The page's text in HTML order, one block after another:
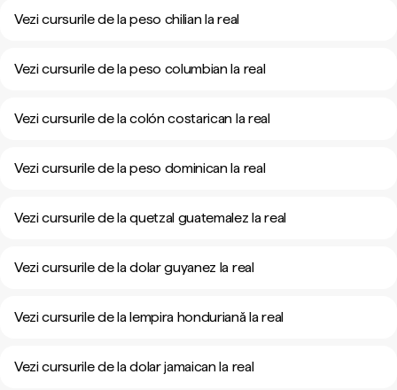
Vezi cursurile de la peso chilian la real
Vezi cursurile de la peso columbian la real
Vezi cursurile de la colón costarican la real
Vezi cursurile de la peso dominican la real
Vezi cursurile de la quetzal guatemalez la real
Vezi cursurile de la dolar guyanez la real
Vezi cursurile de la lempira honduriană la real
Vezi cursurile de la dolar jamaican la real